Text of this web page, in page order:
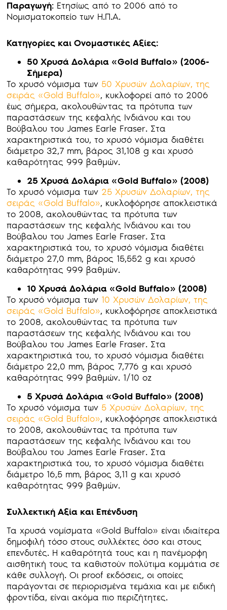
Παραγωγή: Ετησίως από το 2006 από το
Νομισματοκοπείο των Η.Π.Α.
Κατηγορίες και Ονομαστικές Αξίες:
50 Χρυσά Δολάρια «Gold Buffalo» (2006-
Σήμερα)
Το χρυσό νόμισμα των 50 Χρυσών Δολαρίων, της
σειράς «Gold Buffalo», κυκλοφορεί από το 2006
έως σήμερα, ακολουθώντας τα πρότυπα των
παραστάσεων της κεφαλής Ινδιάνου και του
Βούβαλου του James Earle Fraser. Στα
χαρακτηριστικά του, το χρυσό νόμισμα διαθέτει
διάμετρο 32,7 mm, βάρος 31,108 g και χρυσό
καθαρότητας 999 βαθμών.
25 Χρυσά Δολάρια «Gold Buffalo» (2008)
Το χρυσό νόμισμα των 25 Χρυσών Δολαρίων, της
σειράς «Gold Buffalo», κυκλοφόρησε αποκλειστικά
το 2008, ακολουθώντας τα πρότυπα των
παραστάσεων της κεφαλής Ινδιάνου και του
Βούβαλου του James Earle Fraser. Στα
χαρακτηριστικά του, το χρυσό νόμισμα διαθέτει
διάμετρο 27,0 mm, βάρος 15,552 g και χρυσό
καθαρότητας 999 βαθμών.
10 Χρυσά Δολάρια «Gold Buffalo» (2008)
Το χρυσό νόμισμα των 10 Χρυσών Δολαρίων, της
σειράς «Gold Buffalo», κυκλοφόρησε αποκλειστικά
το 2008, ακολουθώντας τα πρότυπα των
παραστάσεων της κεφαλής Ινδιάνου και του
Βούβαλου του James Earle Fraser. Στα
χαρακτηριστικά του, το χρυσό νόμισμα διαθέτει
διάμετρο 22,0 mm, βάρος 7,776 g και χρυσό
καθαρότητας 999 βαθμών. 1/10 oz
5 Χρυσά Δολάρια «Gold Buffalo» (2008)
Το χρυσό νόμισμα των 5 Χρυσών Δολαρίων, της
σειράς «Gold Buffalo», κυκλοφόρησε αποκλειστικά
το 2008, ακολουθώντας τα πρότυπα των
παραστάσεων της κεφαλής Ινδιάνου και του
Βούβαλου του James Earle Fraser. Στα
χαρακτηριστικά του, το χρυσό νόμισμα διαθέτει
διάμετρο 16,5 mm, βάρος 3,11 g και χρυσό
καθαρότητας 999 βαθμών.
Συλλεκτική Αξία και Επένδυση
Τα χρυσά νομίσματα «Gold Buffalo» είναι ιδιαίτερα
δημοφιλή τόσο στους συλλέκτες όσο και στους
επενδυτές. Η καθαρότητά τους και η πανέμορφη
αισθητική τους τα καθιστούν πολύτιμα κομμάτια σε
κάθε συλλογή. Οι proof εκδόσεις, οι οποίες
παράγονται σε περιορισμένα τεμάχια και με ειδική
φροντίδα, είναι ακόμα πιο περιζήτητες.